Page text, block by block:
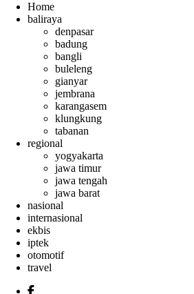
Home
baliraya
denpasar
badung
bangli
buleleng
gianyar
jembrana
karangasem
klungkung
tabanan
regional
yogyakarta
jawa timur
jawa tengah
jawa barat
nasional
internasional
ekbis
iptek
otomotif
travel